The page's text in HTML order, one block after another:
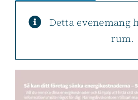
Detta evenemang
rum.